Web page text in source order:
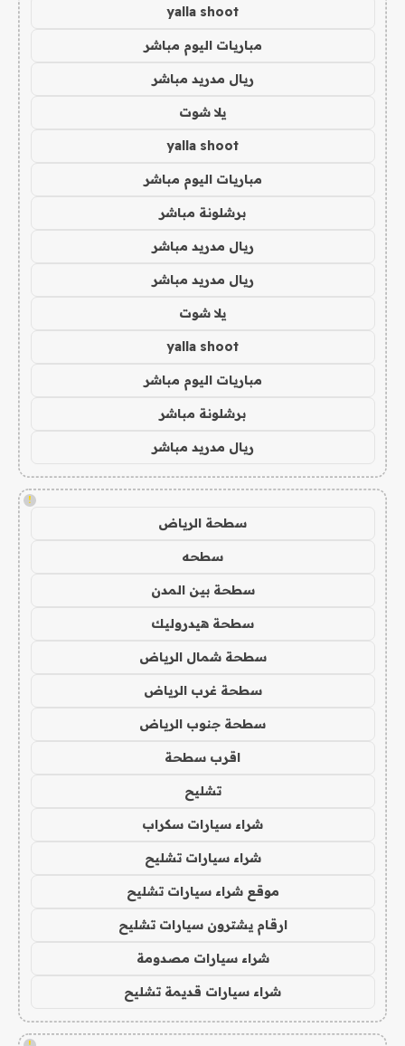
yalla shoot
مباريات اليوم مباشر
ريال مدريد مباشر
يلا شوت
yalla shoot
مباريات اليوم مباشر
برشلونة مباشر
ريال مدريد مباشر
ريال مدريد مباشر
يلا شوت
yalla shoot
مباريات اليوم مباشر
برشلونة مباشر
ريال مدريد مباشر
!
سطحة الرياض
سطحه
سطحة بين المدن
سطحة هيدروليك
سطحة شمال الرياض
سطحة غرب الرياض
سطحة جنوب الرياض
اقرب سطحة
تشليح
شراء سيارات سكراب
شراء سيارات تشليح
موقع شراء سيارات تشليح
ارقام يشترون سيارات تشليح
شراء سيارات مصدومة
شراء سيارات قديمة تشليح